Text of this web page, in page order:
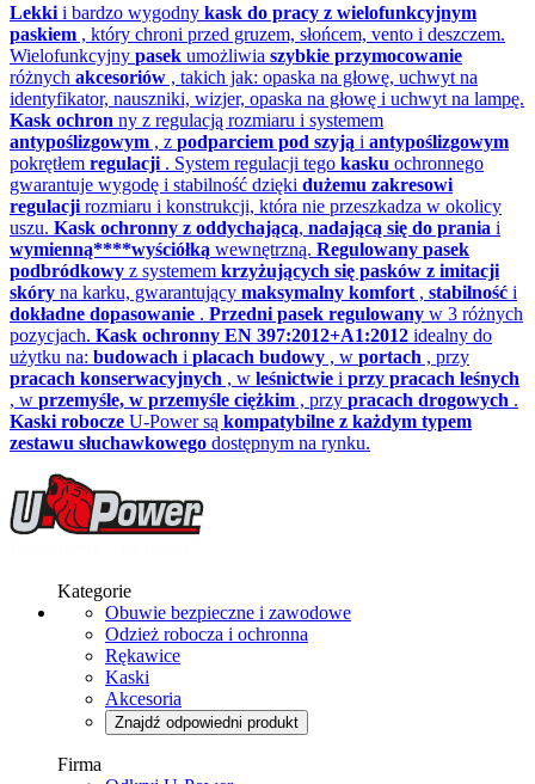
Lekki i bardzo wygodny kask do pracy z wielofunkcyjnym
paskiem , który chroni przed gruzem, słońcem, vento i deszczem.
Wielofunkcyjny pasek umożliwia szybkie przymocowanie
różnych akcesoriów , takich jak: opaska na głowę, uchwyt na
identyfikator, nauszniki, wizjer, opaska na głowę i uchwyt na lampę.
Kask ochron ny z regulacją rozmiaru i systemem
antypoślizgowym , z podparciem pod szyją i antypoślizgowym
pokrętłem regulacji . System regulacji tego kasku ochronnego
gwarantuje wygodę i stabilność dzięki dużemu zakresowi
regulacji rozmiaru i konstrukcji, która nie przeszkadza w okolicy
uszu. Kask ochronny z oddychającą, nadającą się do prania i
wymienną****wyściółką wewnętrzną. Regulowany pasek
podbródkowy z systemem krzyżujących się pasków z imitacji
skóry na karku, gwarantujący maksymalny komfort , stabilność i
dokładne dopasowanie . Przedni pasek regulowany w 3 różnych
pozycjach. Kask ochronny EN 397:2012+A1:2012 idealny do
użytku na: budowach i placach budowy , w portach , przy
pracach konserwacyjnych , w leśnictwie i przy pracach leśnych
, w przemyśle, w przemyśle ciężkim , przy pracach drogowych .
Kaski robocze U-Power są kompatybilne z każdym typem
zestawu słuchawkowego dostępnym na rynku.
Kategorie
Obuwie bezpieczne i zawodowe
Odzież robocza i ochronna
Rękawice
Kaski
Akcesoria
Znajdź odpowiedni produkt
Firma